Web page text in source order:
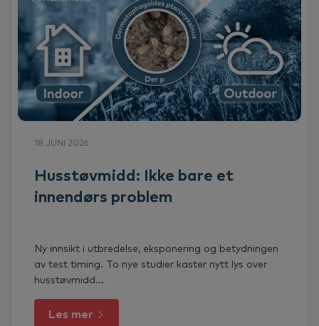
18 JUNI 2026
Husstøvmidd: Ikke bare et
innendørs problem
Ny innsikt i utbredelse, eksponering og betydningen
av test timing. To nye studier kaster nytt lys over
husstøvmidd...
Les mer